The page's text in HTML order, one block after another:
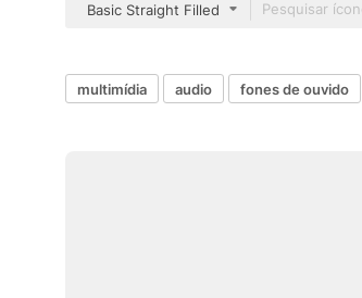
Basic Straight Filled
multimídia audio fones de ouvido